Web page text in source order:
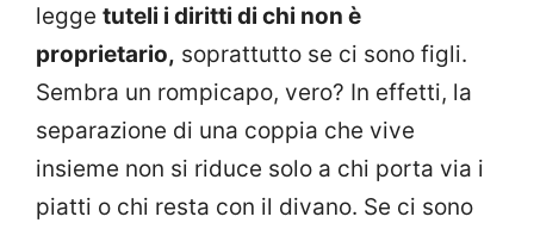
legge tuteli i diritti di chi non è
proprietario, soprattutto se ci sono figli.
Sembra un rompicapo, vero? In effetti, la
separazione di una coppia che vive
insieme non si riduce solo a chi porta via i
piatti o chi resta con il divano. Se ci sono